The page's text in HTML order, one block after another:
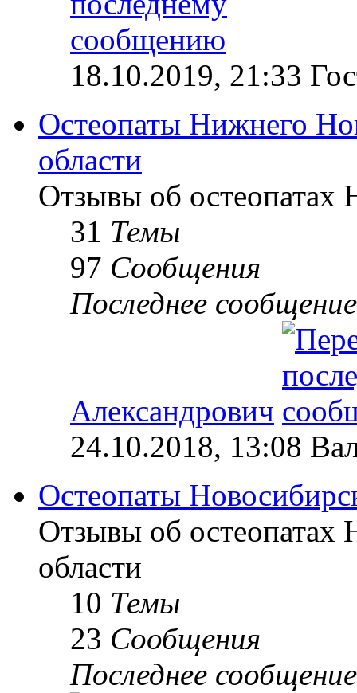
18.10.2019, 21:33
Остеопаты Нижнего
области
Отзывы об остеопатах
31 Темы
97 Сообщения
Последнее сообщение
Александрович
24.10.2018, 13:08
Остеопаты
Отзывы об остеопатах
области
10 Темы
23 Сообщения
Последнее сообщение